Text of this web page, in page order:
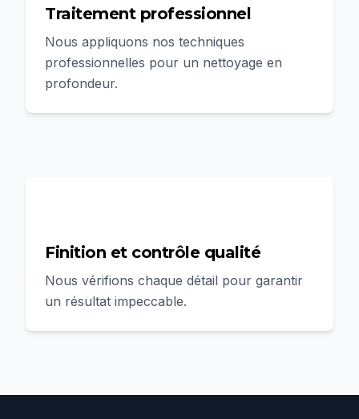
Traitement professionnel
Nous appliquons nos techniques
professionnelles pour un nettoyage en
profondeur.
Finition et contrôle qualité
Nous vérifions chaque détail pour garantir
un résultat impeccable.